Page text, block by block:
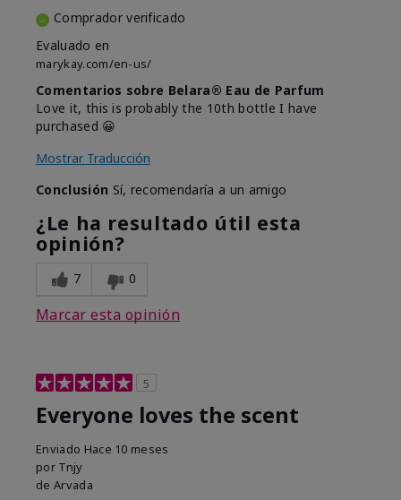
Comprador verificado
Evaluado en
marykay.com/en-us/
Comentarios sobre Belara® Eau de Parfum
Love it, this is probably the 10th bottle I have
purchased 😀
Mostrar Traducción
Conclusión Sí, recomendaría a un amigo
¿Le ha resultado útil esta
opinión?
7 0
Marcar esta opinión
5
Everyone loves the scent
Enviado Hace 10 meses
por Tnjy
de Arvada